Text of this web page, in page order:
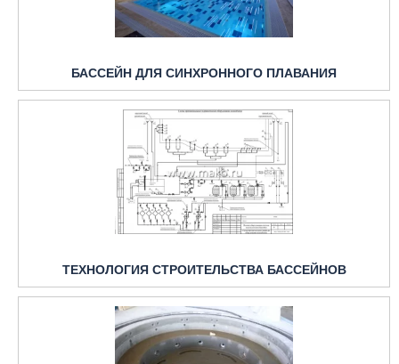
БАССЕЙН ДЛЯ СИНХРОННОГО ПЛАВАНИЯ
ТЕХНОЛОГИЯ СТРОИТЕЛЬСТВА БАССЕЙНОВ